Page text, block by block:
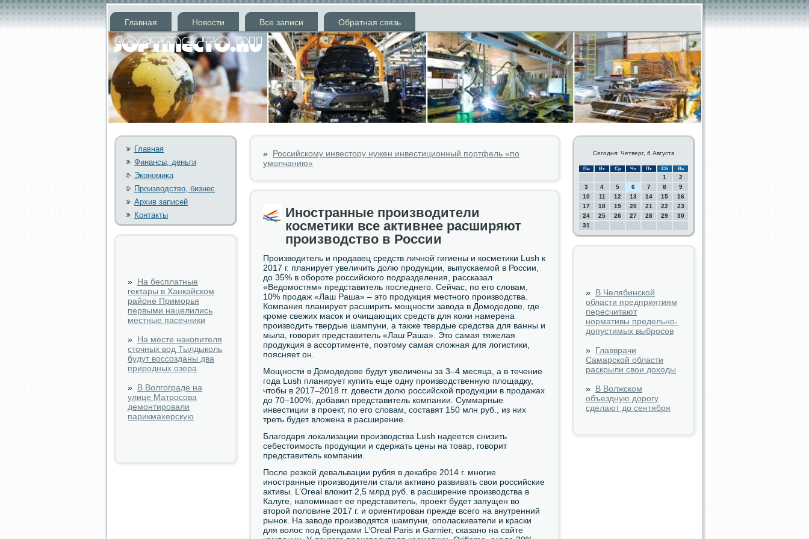
Главная Новости Все записи Обратная связь
Главная
Финансы, деньги
Экономика
Производство, бизнес
Архив записей
Контакты
» На бесплатные
гектары в Ханкайском
районе Приморья
первыми нацелились
местные пасечники
» На месте накопителя
сточных вод Тылдыколь
будут воссозданы два
природных озера
» В Волгограде на
улице Матросова
демонтировали
парикмахерскую
» Российскому инвестору нужен инвестиционный портфель «по
умолчанию»
Иностранные производители
косметики все активнее расширяют
производство в России
Производитель и продавец средств личной гигиены и косметики Lush к
2017 г. планирует увеличить долю продукции, выпускаемой в России,
до 35% в обороте российского подразделения, рассказал
«Ведомостям» представитель последнего. Сейчас, по его словам,
10% продаж «Лаш Раша» – это продукция местного производства.
Компания планирует расширить мощности завода в Домодедове, где
кроме свежих масок и очищающих средств для кожи намерена
производить твердые шампуни, а также твердые средства для ванны и
мыла, говорит представитель «Лаш Раша». Это самая тяжелая
продукция в ассортименте, поэтому самая сложная для логистики,
поясняет он.
Мощности в Домодедове будут увеличены за 3–4 месяца, а в течение
года Lush планирует купить еще одну производственную площадку,
чтобы в 2017–2018 гг. довести долю российской продукции в продажах
до 70–100%, добавил представитель компании. Суммарные
инвестиции в проект, по его словам, составят 150 млн руб., из них
треть будет вложена в расширение.
Благодаря локализации производства Lush надеется снизить
себестоимость продукции и сдержать цены на товар, говорит
представитель компании.
После резкой девальвации рубля в декабре 2014 г. многие
иностранные производители стали активно развивать свои российские
активы. L’Oreal вложит 2,5 млрд руб. в расширение производства в
Калуге, напоминает ее представитель, проект будет запущен во
второй половине 2017 г. и ориентирован прежде всего на внутренний
рынок. На заводе производятся шампуни, ополаскиватели и краски
для волос под брендами L’Oreal Paris и Garnier, сказано на сайте
Сегодня: Четверг, 6 Августа
Пн Вт Ср Чт Пт Сб Вс
1
2
3
4 5 6 7 8
9
10
11 12 13 14 15
16
17
18 19 20 21 22
23
24
25 26 27 28 29
30
31
» В Челябинской
области предприятиям
пересчитают
нормативы предельно-
допустимых выбросов
» Главврачи
Самарской области
раскрыли свои доходы
» В Волжском
объездную дорогу
сделают до сентября